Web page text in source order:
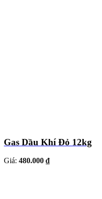
Gas Dầu Khí Đỏ 12kg
Giá: 480.000 ₫